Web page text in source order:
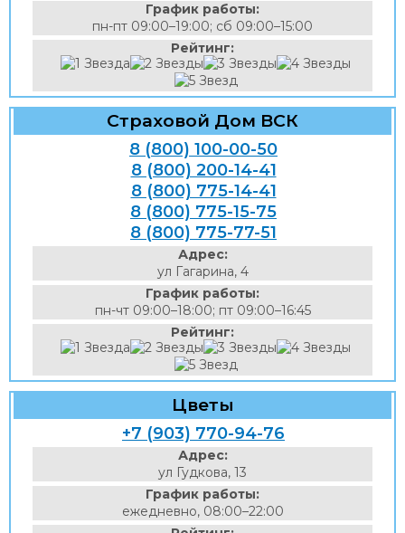
График работы:
пн-пт 09:00–19:00; сб 09:00–15:00
Рейтинг:
Страховой Дом ВСК
8 (800) 100-00-50
8 (800) 200-14-41
8 (800) 775-14-41
8 (800) 775-15-75
8 (800) 775-77-51
Адрес:
ул Гагарина, 4
График работы:
пн-чт 09:00–18:00; пт 09:00–16:45
Рейтинг:
Цветы
+7 (903) 770-94-76
Адрес:
ул Гудкова, 13
График работы:
ежедневно, 08:00–22:00